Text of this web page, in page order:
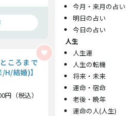
ころまで
H/結婚)】
円（税込）
今月・来月の占い
明日の占い
今日の占い
人生
人生運
人生の転機
将来・未来
運命・宿命
老後・晩年
運命の人(人生)